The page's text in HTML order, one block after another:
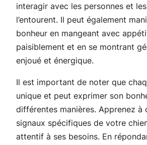
interagir avec les personnes et
l’entourent. Il peut également
bonheur en mangeant avec
paisiblement et en se montrant
enjoué et énergique.
Il est important de noter que
unique et peut exprimer son
différentes manières. Apprenez à
signaux spécifiques de votre
attentif à ses besoins. En